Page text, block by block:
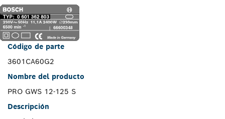
Código de parte
3601CA60G2
Nombre del producto
PRO GWS 12-125 S
Descripción